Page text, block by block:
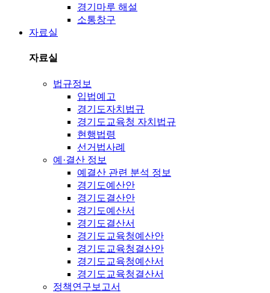
경기마루 해설
소통창구
자료실
자료실
법규정보
입법예고
경기도자치법규
경기도교육청 자치법규
현행법령
선거법사례
예·결산 정보
예결산 관련 분석 정보
경기도예산안
경기도결산안
경기도예산서
경기도결산서
경기도교육청예산안
경기도교육청결산안
경기도교육청예산서
경기도교육청결산서
정책연구보고서